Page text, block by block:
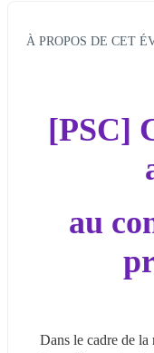
À PROPOS DE CET
[PSC]
au
Dans le cadre de